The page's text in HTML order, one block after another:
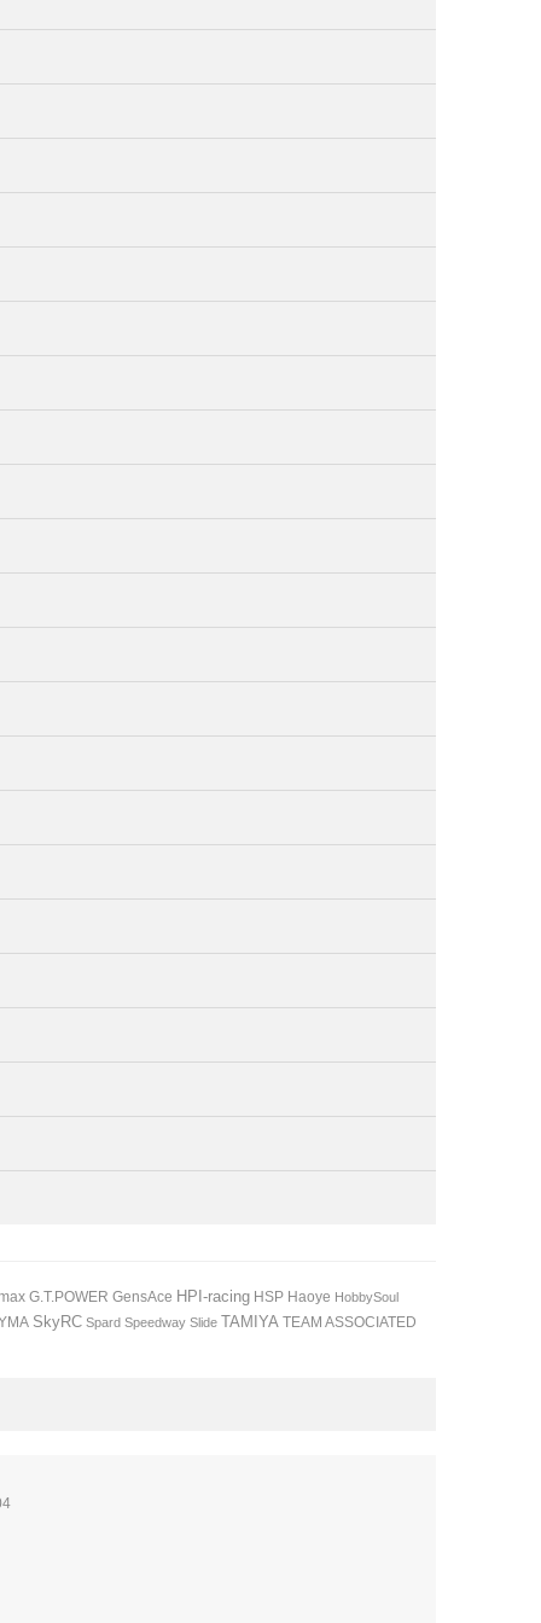
G.T.POWER GensAce HPI-racing HSP Haoye HobbySoul
SkyRC Spard Speedway Slide TAMIYA TEAM ASSOCIATED